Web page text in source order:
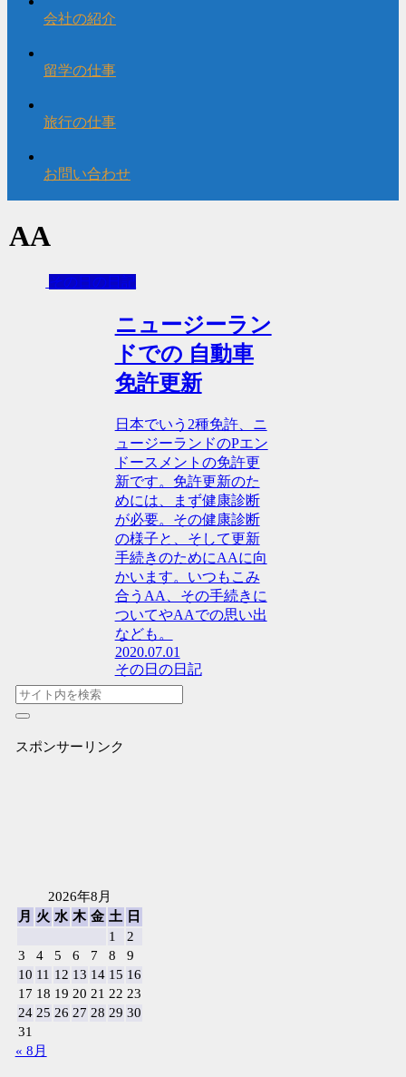
会社の紹介
留学の仕事
旅行の仕事
お問い合わせ
AA
その日の日記
ニュージーラン
ドでの 自動車
免許更新
日本でいう2種免許、ニ
ュージーランドのPエン
ドースメントの免許更
新です。免許更新のた
めには、まず健康診断
が必要。その健康診断
の様子と、そして更新
手続きのためにAAに向
かいます。いつもこみ
合うAA、その手続きに
ついてやAAでの思い出
なども。
2020.07.01
その日の日記
スポンサーリンク
2026年8月
月
火 水 木 金 土
日
1
2
3
4 5 6 7 8
9
10 11 12 13 14 15 16
17 18 19 20 21 22 23
24 25 26 27 28 29 30
31
« 8月